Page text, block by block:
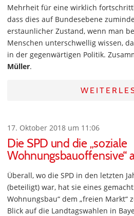
Mehrheit für eine wirklich
dass dies auf Bundesebene
erstaunlicher Zustand, wenn man
Menschen unterschwellig wissen,
in der gegenwärtigen Politik.
Müller.
17. Oktober 2018 um 11:06
Die SPD und die „soziale
Wohnungsbauoffensive“
Überall, wo die SPD in den letzten
(beteiligt) war, hat sie eines
Wohnungsbau“ dem „freien Markt“
Blick auf die Landtagswahlen in